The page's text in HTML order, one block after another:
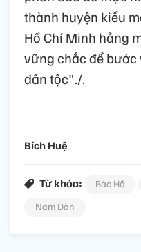
thành huyện kiểu
Hồ Chí Minh hằng
vững chắc để
dân tộc"./.
Bích Huệ
Từ khóa: Bác Hồ
Nam Đàn